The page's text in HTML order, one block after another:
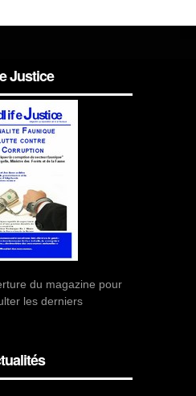
Justice
du magazine pour
les derniers